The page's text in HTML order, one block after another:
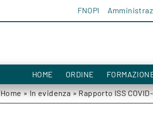
FNOPI
HOME ORDINE
Home»In evidenza»Rapporto ISS